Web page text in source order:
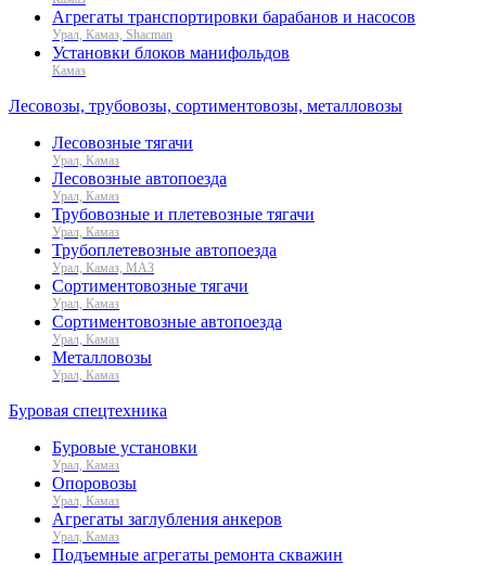
Агрегаты транспортировки барабанов и насосов
Урал, Камаз, Shacman
Установки блоков манифольдов
Камаз
Лесовозы, трубовозы, сортиментовозы, металловозы
Лесовозные тягачи
Урал, Камаз
Лесовозные автопоезда
Урал, Камаз
Трубовозные и плетевозные тягачи
Урал, Камаз
Трубоплетевозные автопоезда
Урал, Камаз, МАЗ
Сортиментовозные тягачи
Урал, Камаз
Сортиментовозные автопоезда
Урал, Камаз
Металловозы
Урал, Камаз
Буровая спецтехника
Буровые установки
Урал, Камаз
Опоровозы
Урал, Камаз
Агрегаты заглубления анкеров
Урал, Камаз
Подъемные агрегаты ремонта скважин